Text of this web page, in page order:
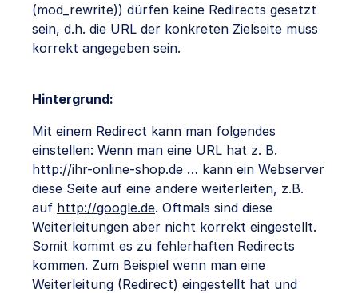
(mod_rewrite)) dürfen keine Redirects gesetzt
sein, d.h. die URL der konkreten Zielseite muss
korrekt angegeben sein.
Hintergrund:
Mit einem Redirect kann man folgendes
einstellen: Wenn man eine URL hat z. B.
http://ihr-online-shop.de … kann ein Webserver
diese Seite auf eine andere weiterleiten, z.B.
auf http://google.de. Oftmals sind diese
Weiterleitungen aber nicht korrekt eingestellt.
Somit kommt es zu fehlerhaften Redirects
kommen. Zum Beispiel wenn man eine
Weiterleitung (Redirect) eingestellt hat und